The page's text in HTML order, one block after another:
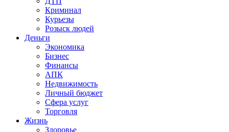
Криминал
Курьезы
Розыск людей
Деньги
Экономика
Бизнес
Финансы
АПК
Недвижимость
Личный бюджет
Сфера услуг
Торговля
Жизнь
Здоровье